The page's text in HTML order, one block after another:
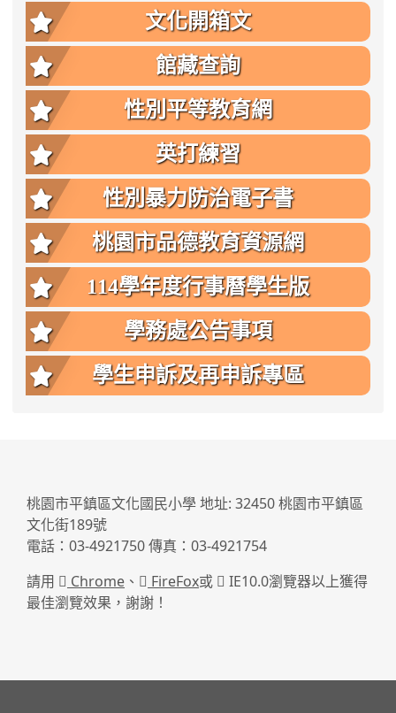
文化開箱文
館藏查詢
性別平等教育網
英打練習
性別暴力防治電子書
桃園市品德教育資源網
114學年度行事曆學生版
學務處公告事項
學生申訴及再申訴專區
桃園市平鎮區文化國民小學 地址: 32450 桃園市平鎮區
文化街189號
電話：03-4921750 傳真：03-4921754
請用
Chrome 、 FireFox或
IE10.0瀏覽器以上獲得
最佳瀏覽效果，謝謝！